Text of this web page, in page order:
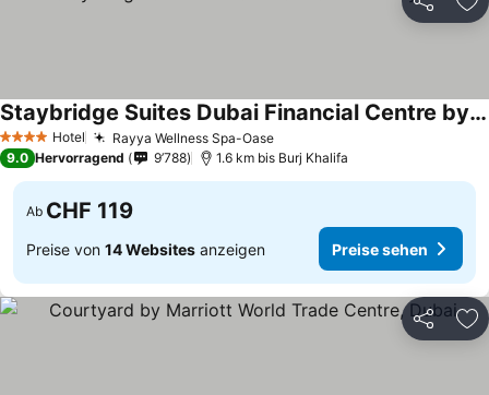
Teilen
4 Sterne Hotel Rayya Wellness Spa-Oase
Staybridge Suites Dubai Financial Centre by IHG
9.0 Hervorragend 9’788 1.6 km bis Burj Khalifa
Ab CHF 119
Preise von 14 Websites anzeigen Preise sehen
Teilen